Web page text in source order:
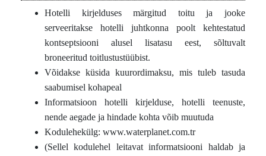
Hotelli kirjelduses märgitud toitu ja jooke
serveeritakse hotelli juhtkonna poolt kehtestatud
kontseptsiooni alusel lisatasu eest, sõltuvalt
broneeritud toitlustustüübist.
Võidakse küsida kuurordimaksu, mis tuleb tasuda
saabumisel kohapeal
Informatsioon hotelli kirjelduse, hotelli teenuste,
nende aegade ja hindade kohta võib muutuda
Kodulehekülg: www.waterplanet.com.tr
(Sellel kodulehel leitavat informatsiooni haldab ja